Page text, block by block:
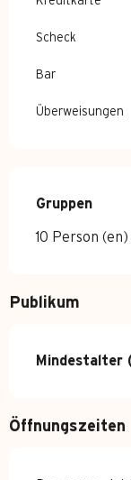
Scheck
Bar
Überweisungen
Gruppen
Gruppen
10 Person (en)
Publikum
Mindestalter
Öffnungszeiten